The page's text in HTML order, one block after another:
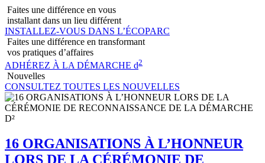
Faites une différence en vous
installant dans un lieu différent
INSTALLEZ-VOUS DANS L’ÉCOPARC
Faites une différence en transformant
vos pratiques d’affaires
ADHÉREZ À LA DÉMARCHE d2
Nouvelles
CONSULTEZ TOUTES LES NOUVELLES
16 ORGANISATIONS À L’HONNEUR
LORS DE LA CÉRÉMONIE DE